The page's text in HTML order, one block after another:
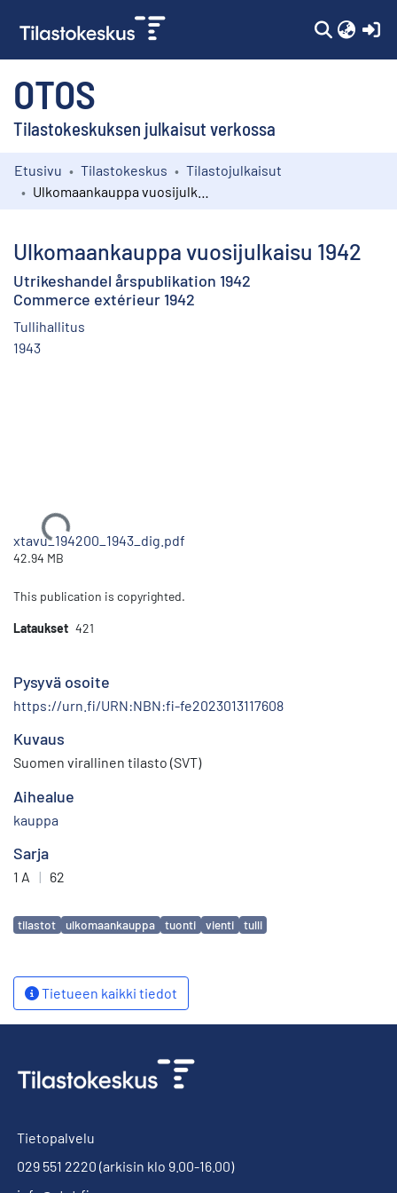
OTOS
Tilastokeskuksen julkaisut verkossa
Kokoelmat
Etusivu Tilastokeskus
Tilastojulkaisut
Ulkomaankauppa vuosijulkaisu 1942
Utrikeshandel årspublikation 1942
Commerce extérieur 1942
Tullihallitus
1943
Ladataan...
xtavu_194200_1943_dig.pdf
42.94 MB
This publication is copyrighted.
Lataukset 421
Pysyvä osoite
https://urn.fi/URN:NBN:fi-fe2023013117608
Kuvaus
Suomen virallinen tilasto (SVT)
Aihealue
kauppa
Sarja
1 A | 62
Avainsanat
tilastot ulkomaankauppa tuonti vienti tulli
Tietueen kaikki tiedot
Tietopalvelu
029 551 2220 (arkisin klo 9.00-16.00)